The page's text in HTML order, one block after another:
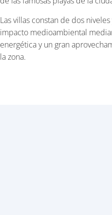
Las villas constan de dos
impacto medioambiental
energética y un gran
la zona.